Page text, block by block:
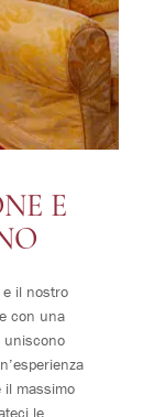
E
il nostro
con una
uniscono
massimo
le